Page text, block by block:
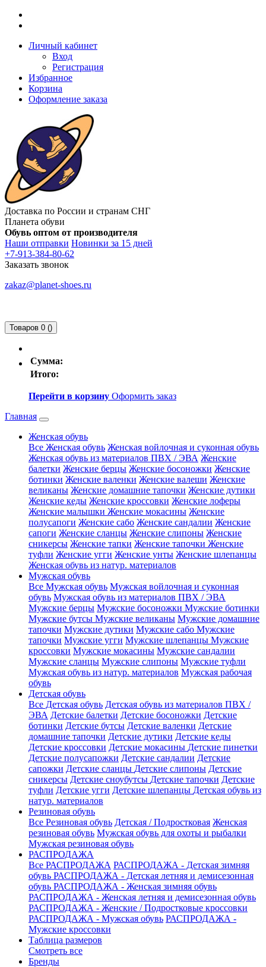
Личный кабинет
Вход
Регистрация
Избранное
Корзина
Оформление заказа
Доставка по России и странам СНГ
Планета обуви
Обувь оптом от производителя
Наши отправки Новинки за 15 дней
+7-913-384-80-62
Заказать звонок
zakaz@planet-shoes.ru
Товаров 0 ()
Сумма:
Итого:
Перейти в корзину Оформить заказ
Главная
Женская обувь
Все Женская обувь Женская войлочная и суконная обувь
Женская обувь из материалов ПВХ / ЭВА Женские
балетки Женские берцы Женские босоножки Женские
ботинки Женские валенки Женские валеши Женские
великаны Женские домашние тапочки Женские дутики
Женские кеды Женские кроссовки Женские лоферы
Женские малышки Женские мокасины Женские
полусапоги Женские сабо Женские сандалии Женские
сапоги Женские сланцы Женские слипоны Женские
сникерсы Женские тапки Женские тапочки Женские
туфли Женские угги Женские унты Женские шлепанцы
Женская обувь из натур. материалов
Мужская обувь
Все Мужская обувь Мужская войлочная и суконная
обувь Мужская обувь из материалов ПВХ / ЭВА
Мужские берцы Мужские босоножки Мужские ботинки
Мужские бутсы Мужские великаны Мужские домашние
тапочки Мужские дутики Мужские сабо Мужские
тапочки Мужские угги Мужские шлепанцы Мужские
кроссовки Мужские мокасины Мужские сандалии
Мужские сланцы Мужские слипоны Мужские туфли
Мужская обувь из натур. материалов Мужская рабочая
обувь
Детская обувь
Все Детская обувь Детская обувь из материалов ПВХ /
ЭВА Детские балетки Детские босоножки Детские
ботинки Детские бутсы Детские валенки Детские
домашние тапочки Детские дутики Детские кеды
Детские кроссовки Детские мокасины Детские пинетки
Детские полусапожки Детские сандалии Детские
сапожки Детские сланцы Детские слипоны Детские
сникерсы Детские сноубутсы Детские тапочки Детские
туфли Детские угги Детские шлепанцы Детская обувь из
натур. материалов
Резиновая обувь
Все Резиновая обувь Детская / Подростковая Женская
резиновая обувь Мужская обувь для охоты и рыбалки
Мужская резиновая обувь
РАСПРОДАЖА
Все РАСПРОДАЖА РАСПРОДАЖА - Детская зимняя
обувь РАСПРОДАЖА - Детская летняя и демисезонная
обувь РАСПРОДАЖА - Женская зимняя обувь
РАСПРОДАЖА - Женская летняя и демисезонная обувь
РАСПРОДАЖА - Женские / Подростковые кроссовки
РАСПРОДАЖА - Мужская обувь РАСПРОДАЖА -
Мужские кроссовки
Таблица размеров
Смотреть все
Бренды